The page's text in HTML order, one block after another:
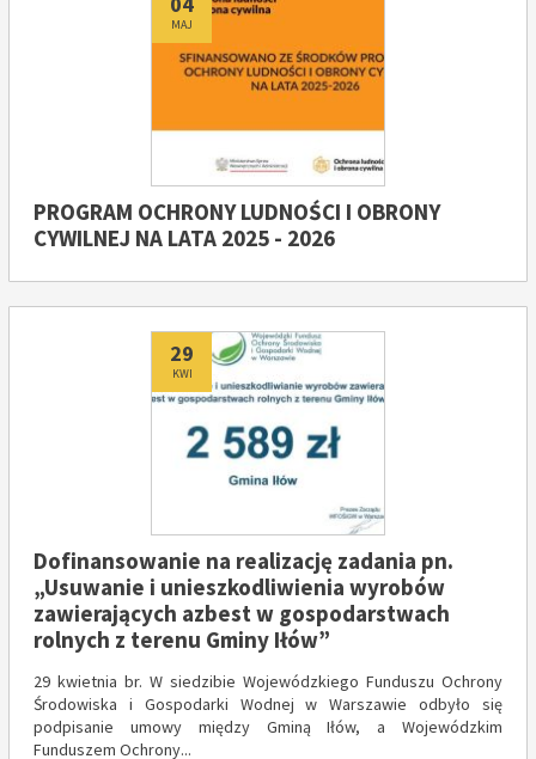
MAJ
PROGRAM OCHRONY LUDNOŚCI I OBRONY
CYWILNEJ NA LATA 2025 - 2026
Dodano
29
KWI
Dofinansowanie na realizację zadania pn.
„Usuwanie i unieszkodliwienia wyrobów
zawierających azbest w gospodarstwach
rolnych z terenu Gminy Iłów”
29 kwietnia br. W siedzibie Wojewódzkiego Funduszu Ochrony
Środowiska i Gospodarki Wodnej w Warszawie odbyło się
podpisanie umowy między Gminą Iłów, a Wojewódzkim
Funduszem Ochrony...